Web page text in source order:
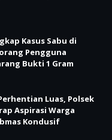
Kasus Sabu di
Pengguna
Bukti 1 Gram
Luas, Polsek
Aspirasi Warga
Kondusif